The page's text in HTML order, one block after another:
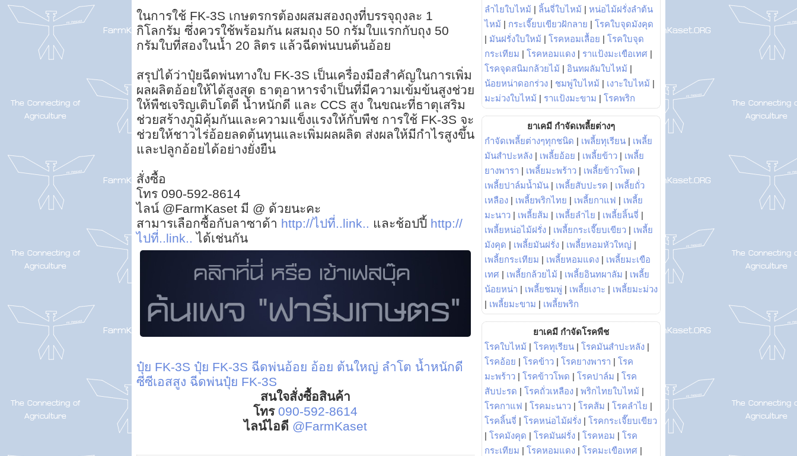
ในการใช้ FK-3S เกษตรกรต้องผสมสองถุงที่บรรจุถุงละ 1
กิโลกรัม ซึ่งควรใช้พร้อมกัน ผสมถุง 50 กรัมใบแรกกับถุง 50
กรัมใบที่สองในน้ำ 20 ลิตร แล้วฉีดพ่นบนต้นอ้อย
สรุปได้ว่าปุ๋ยฉีดพ่นทางใบ FK-3S เป็นเครื่องมือสำคัญในการเพิ่ม
ผลผลิตอ้อยให้ได้สูงสุด ธาตุอาหารจำเป็นที่มีความเข้มข้นสูงช่วย
ให้พืชเจริญเติบโตดี น้ำหนักดี และ CCS สูง ในขณะที่ธาตุเสริม
ช่วยสร้างภูมิคุ้มกันและความแข็งแรงให้กับพืช การใช้ FK-3S จะ
ช่วยให้ชาวไร่อ้อยลดต้นทุนและเพิ่มผลผลิต ส่งผลให้มีกำไรสูงขึ้น
และปลูกอ้อยได้อย่างยั่งยืน
สั่งซื้อ
โทร 090-592-8614
ไลน์ @FarmKaset มี @ ด้วยนะคะ
สามารเลือกซื้อกับลาซาด้า http://ไปที่..link.. และช้อปปี้ http://
ไปที่..link.. ได้เช่นกัน
ปุ๋ย FK-3S ปุ๋ย FK-3S ฉีดพ่นอ้อย อ้อย ต้นใหญ่ ลำโต น้ำหนักดี
ซีซีเอสสูง ฉีดพ่นปุ๋ย FK-3S
สนใจสั่งซื้อสินค้า
โทร 090-592-8614
ไลน์ไอดี @FarmKaset
ลำไยใบไหม้ | ลิ้นจี่ใบไหม้ | หน่อไม้ฝรั่งลำต้น
ไหม้ | กระเจี๊ยบเขียวฝักลาย | โรคใบจุดมังคุด
| มันฝรั่งใบใหม้ | โรคหอมเลื้อย | โรคใบจุด
กระเทียม | โรคหอมแดง | ราแป้งมะเขือเทศ |
โรคจุดสนิมกล้วยไม้ | อินทผลัมใบไหม้ |
น้อยหน่าดอกร่วง | ชมพู่ใบไหม้ | เงาะใบไหม้ |
มะม่วงใบไหม้ | ราแป้งมะขาม | โรคพริก
ยาเคมี กำจัดเพลี้ยต่างๆ
กำจัดเพลี้ยต่างๆทุกชนิด | เพลี้ยทุเรียน | เพลี้ย
มันสำปะหลัง | เพลี้ยอ้อย | เพลี้ยข้าว | เพลี้ย
ยางพารา | เพลี้ยมะพร้าว | เพลี้ยข้าวโพด |
เพลี้ยปาล์มน้ำมัน | เพลี้ยสับปะรด | เพลี้ยถั่ว
เหลือง | เพลี้ยพริกไทย | เพลี้ยกาแฟ | เพลี้ย
มะนาว | เพลี้ยส้ม | เพลี้ยลำไย | เพลี้ยลิ้นจี่ |
เพลี้ยหน่อไม้ฝรั่ง | เพลี้ยกระเจี๊ยบเขียว | เพลี้ย
มังคุด | เพลี้ยมันฝรั่ง | เพลี้ยหอมหัวใหญ่ |
เพลี้ยกระเทียม | เพลี้ยหอมแดง | เพลี้ยมะเขือ
เทศ | เพลี้ยกล้วยไม้ | เพลี้ยอินทผาลัม | เพลี้ย
น้อยหน่า | เพลี้ยชมพู่ | เพลี้ยเงาะ | เพลี้ยมะม่วง
| เพลี้ยมะขาม | เพลี้ยพริก
ยาเคมี กำจัดโรคพืช
โรคใบไหม้ | โรคทุเรียน | โรคมันสำปะหลัง |
โรคอ้อย | โรคข้าว | โรคยางพารา | โรค
มะพร้าว | โรคข้าวโพด | โรคปาล์ม | โรค
สับปะรด | โรคถั่วเหลือง | พริกไทยใบไหม้ |
โรคกาแฟ | โรคมะนาว | โรคส้ม | โรคลำไย |
โรคลิ้นจี่ | โรคหน่อไม้ฝรั่ง | โรคกระเจี๊ยบเขียว
| โรคมังคุด | โรคมันฝรั่ง | โรคหอม | โรค
กระเทียม | โรคหอมแดง | โรคมะเขือเทศ |